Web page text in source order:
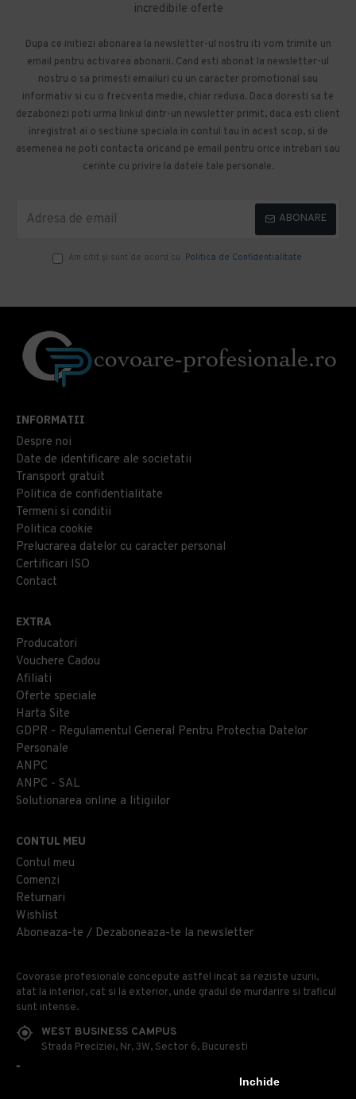
Inchide
incredibile oferte
Dupa ce initiezi abonarea la newsletter-ul nostru iti vom trimite un
email pentru activarea abonarii. Cand esti abonat la newsletter-ul
nostru o sa primesti emailuri cu un caracter promotional sau
informativ si cu o frecventa medie, chiar redusa. Daca doresti sa te
dezabonezi poti urma linkul dintr-un newsletter primit, daca esti client
inregistrat ai o sectiune speciala in contul tau in acest scop, si de
asemenea ne poti contacta oricand pe email pentru orice intrebari sau
cerinte cu privire la datele tale personale.
ABONARE
Am citit şi sunt de acord cu Politica de Confidentialitate
INFORMATII
Despre noi
Date de identificare ale societatii
Transport gratuit
Politica de confidentialitate
Termeni si conditii
Politica cookie
Prelucrarea datelor cu caracter personal
Certificari ISO
Contact
EXTRA
Producatori
Vouchere Cadou
Afiliati
Oferte speciale
Harta Site
GDPR - Regulamentul General Pentru Protectia Datelor
Personale
ANPC
ANPC - SAL
Solutionarea online a litigiilor
CONTUL MEU
Contul meu
Comenzi
Returnari
Wishlist
Aboneaza-te / Dezaboneaza-te la newsletter
Covorase profesionale concepute astfel incat sa reziste uzurii,
atat la interior, cat si la exterior, unde gradul de murdarire si traficul
sunt intense.
WEST BUSINESS CAMPUS
Strada Preciziei, Nr, 3W, Sector 6, Bucuresti